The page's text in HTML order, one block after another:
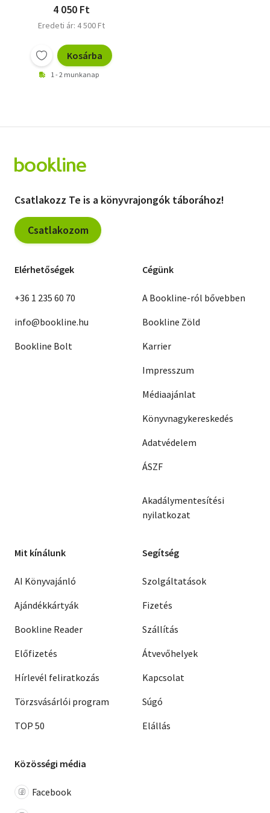
4 050 Ft
Eredeti ár: 4 500 Ft
Kosárba
1 - 2 munkanap
Csatlakozz Te is a könyvrajongók táborához!
Csatlakozom
Elérhetőségek
+36 1 235 60 70
info@bookline.hu
Bookline Bolt
Cégünk
A Bookline-ról bővebben
Bookline Zöld
Karrier
Impresszum
Médiaajánlat
Könyvnagykereskedés
Adatvédelem
ÁSZF
Akadálymentesítési
nyilatkozat
Mit kínálunk
AI Könyvajánló
Ajándékkártyák
Bookline Reader
Előfizetés
Hírlevél feliratkozás
Törzsvásárlói program
TOP 50
Segítség
Szolgáltatások
Fizetés
Szállítás
Átvevőhelyek
Kapcsolat
Súgó
Elállás
Közösségi média
Facebook